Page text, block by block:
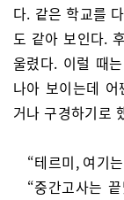
다. 같은 학교를
도 같아 보인다.
울렸다. 이럴 때
나아 보이는데
거나 구경하기로
“테르미, 여기
“중간고사는